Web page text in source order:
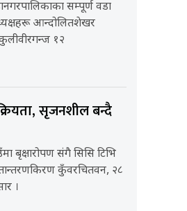
सम्पूर्ण वडा
आन्दोलितशेखर
१२
सृजनशील बन्दै
बृक्षारोपण संगै सिसि टिभि
कुँवरचितवन, २८
।